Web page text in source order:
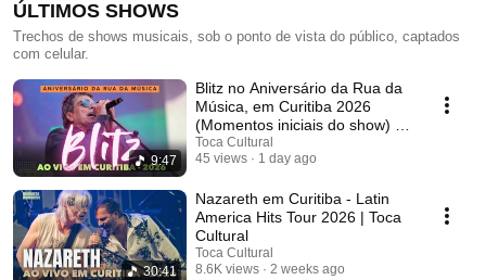
ÚLTIMOS SHOWS
Trechos de shows musicais, sob o ponto de vista do público, captados
com celular.
9:47
Blitz no Aniversário da Rua da
Música, em Curitiba 2026
(Momentos iniciais do show) |
Toca Cultural
Toca Cultural
45 views
1 day ago
30:41
Nazareth em Curitiba - Latin
America Hits Tour 2026 | Toca
Cultural
Toca Cultural
8.6K views
2 weeks ago